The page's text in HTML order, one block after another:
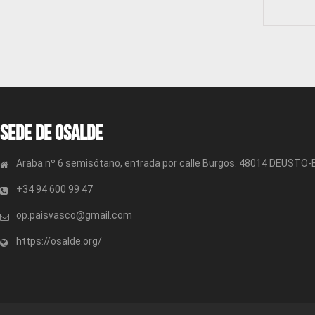
Sede de OSALDE
Araba nº 6 semisótano, entrada por calle Burgos. 48014 DEUSTO-
+34 94 600 99 47
op.paisvasco@gmail.com
https://osalde.org/